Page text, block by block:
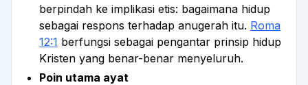
berpindah ke implikasi etis: bagaimana hidup
sebagai respons terhadap anugerah itu. Roma
12:1 berfungsi sebagai pengantar prinsip hidup
Kristen yang benar-benar menyeluruh.
Poin utama ayat